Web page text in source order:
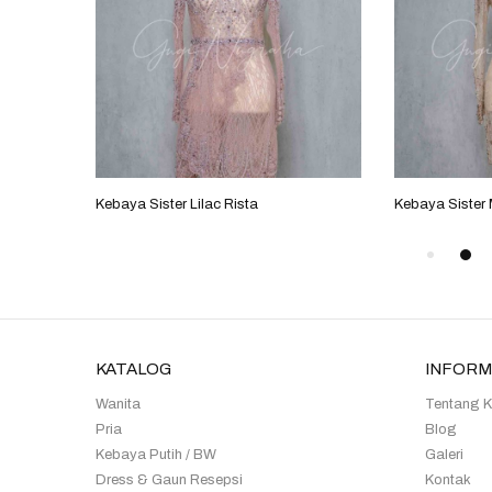
Kebaya Sister Lilac Rista Kebaya Sister
KATALOG
Wanita
Pria
Kebaya Putih / BW
Dress & Gaun Resepsi
Tentang
Blog
Galeri
Kontak